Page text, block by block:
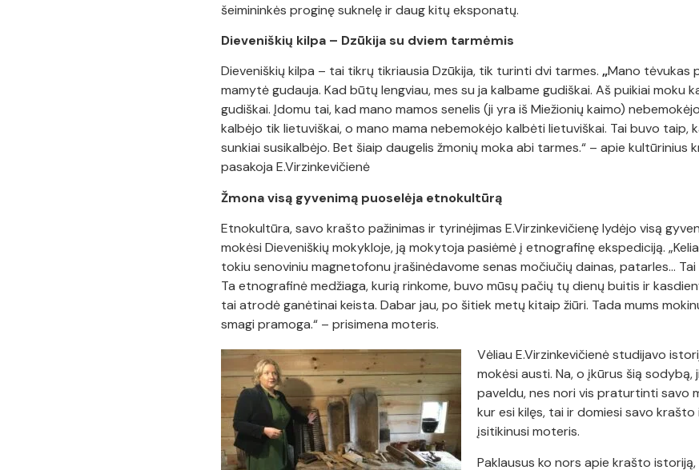
šeimininkės proginę suknelę ir daug kitų eksponatų.
Dieveniškių kilpa – Dzūkija su dviem tarmėmis
Dieveniškių kilpa – tai tikrų tikriausia Dzūkija, tik turinti dvi tarmes. „Mano tėvukas
mamytė gudauja. Kad būtų lengviau, mes su ja kalbame gudiškai. Aš puikiai moku
gudiškai. Įdomu tai, kad mano mamos senelis (ji yra iš Miežionių kaimo)
kalbėjo tik lietuviškai, o mano mama nebemokėjo kalbėti lietuviškai. Tai buvo taip,
sunkiai susikalbėjo. Bet šiaip daugelis žmonių moka abi tarmes.“ – apie kultūrinius
pasakoja E.Virzinkevičienė
Žmona visą gyvenimą puoselėja etnokultūrą
Etnokultūra, savo krašto pažinimas ir tyrinėjimas E.Virzinkevičienę lydėjo visą
mokėsi Dieveniškių mokykloje, ją mokytoja pasiėmė į etnografinę ekspediciją.
tokiu senoviniu magnetofonu įrašinėdavome senas močiučių dainas, patarles… Tai
Ta etnografinė medžiaga, kurią rinkome, buvo mūsų pačių tų dienų buitis ir
tai atrodė ganėtinai keista. Dabar jau, po šitiek metų kitaip žiūri. Tada mums
smagi pramoga.“ – prisimena moteris.
Vėliau E.Virzinkevičienė studijavo
mokėsi austi. Na, o įkūrus šią
paveldu, nes nori vis praturtinti savo
kur esi kilęs, tai ir domiesi savo krašto
įsitikinusi moteris.
Paklausus ko nors apie krašto istoriją,